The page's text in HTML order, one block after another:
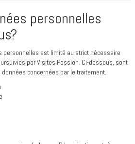
personnelles
personnelles est limité au strict nécessaire
par Visites Passion. Ci-dessous, sont
concernées par le traitement.